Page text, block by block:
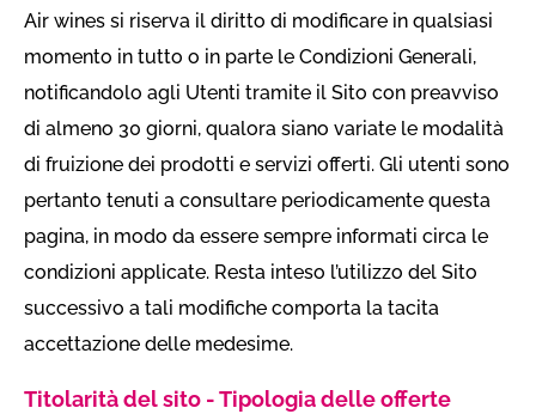
Air wines si riserva il diritto di modificare in qualsiasi
momento in tutto o in parte le Condizioni Generali,
notificandolo agli Utenti tramite il Sito con preavviso
di almeno 30 giorni, qualora siano variate le modalità
di fruizione dei prodotti e servizi offerti. Gli utenti sono
pertanto tenuti a consultare periodicamente questa
pagina, in modo da essere sempre informati circa le
condizioni applicate. Resta inteso l’utilizzo del Sito
successivo a tali modifiche comporta la tacita
accettazione delle medesime.
Titolarità del sito - Tipologia delle offerte